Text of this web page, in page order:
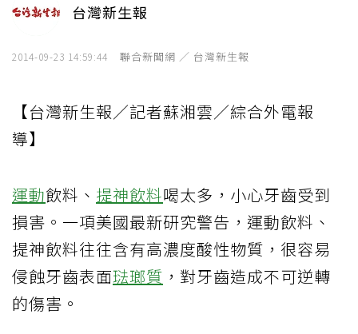
台灣新生報
2014-09-23 14:59:44 聯合新聞網 ／ 台灣新生報
【台灣新生報／記者蘇湘雲／綜合外電報
導】
運動飲料、 提神飲料喝太多，小心牙齒受到
損害。一項美國最新研究警告，運動飲料、
提神飲料往往含有高濃度酸性物質，很容易
侵蝕牙齒表面琺瑯質 ，對牙齒造成不可逆轉
的傷害。